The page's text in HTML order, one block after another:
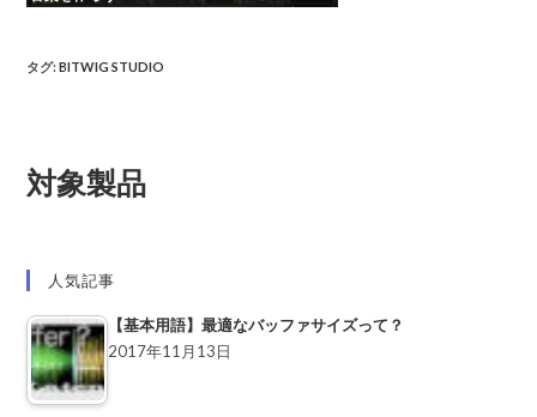
タグ:BITWIG STUDIO
対象製品
人気記事
【基本用語】最適なバッファサイズって？
2017年11月13日